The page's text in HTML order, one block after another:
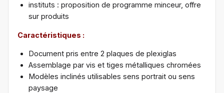
instituts : proposition de programme minceur, offre
sur produits
Caractéristiques :
Document pris entre 2 plaques de plexiglas
Assemblage par vis et tiges métalliques chromées
Modèles inclinés utilisables sens portrait ou sens
paysage